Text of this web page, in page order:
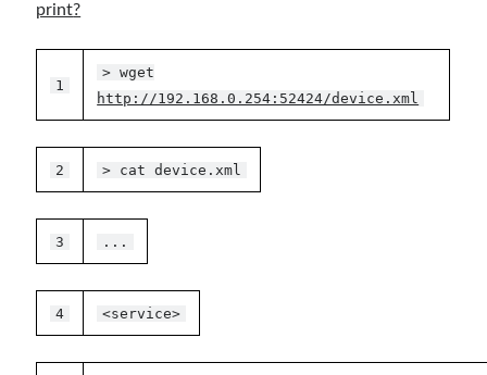
print?
1
> wget
http://192.168.0.254:52424/device.xml
2 > cat device.xml
3 ...
4 <service>